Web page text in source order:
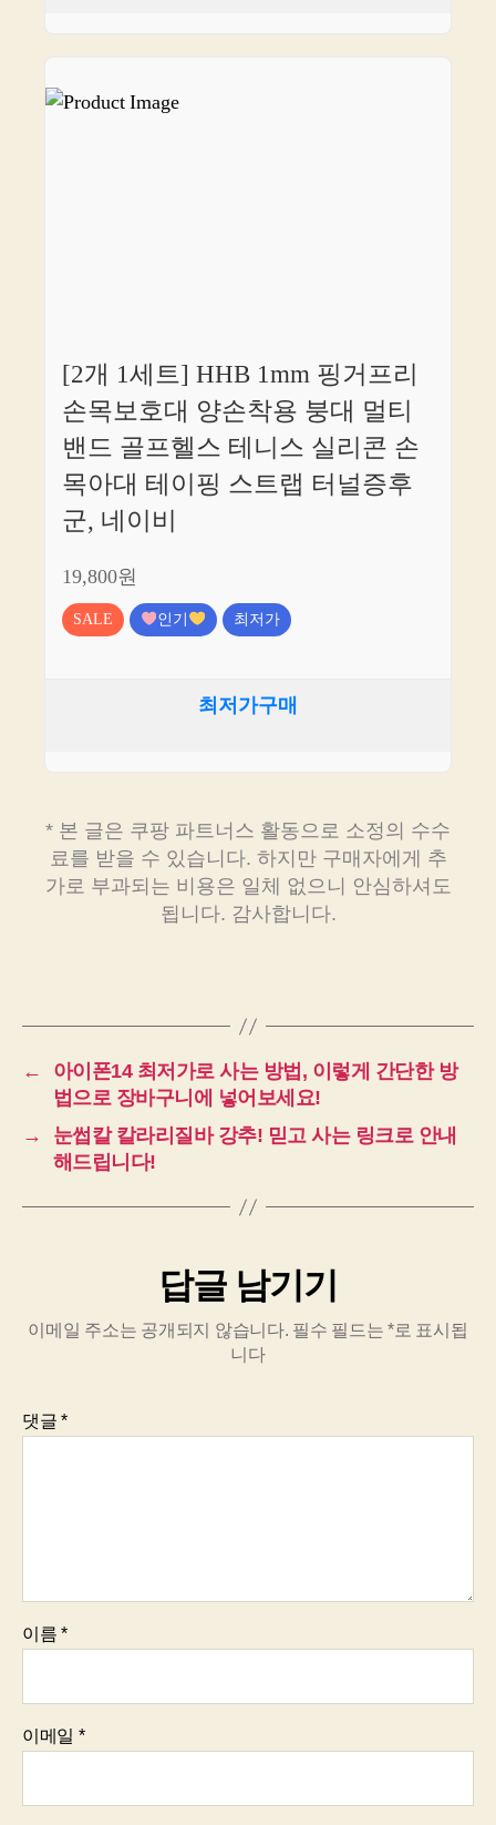
[2개 1세트] HHB 1mm 핑거프리
손목보호대 양손착용 붕대 멀티
밴드 골프헬스 테니스 실리콘 손
목아대 테이핑 스트랩 터널증후
군, 네이비
19,800원
SALE 인기 최저가
최저가구매
* 본 글은 쿠팡 파트너스 활동으로 소정의 수수
료를 받을 수 있습니다. 하지만 구매자에게 추
가로 부과되는 비용은 일체 없으니 안심하셔도
됩니다. 감사합니다.
←
아이폰14 최저가로 사는 방법, 이렇게 간단한 방
법으로 장바구니에 넣어보세요!
→
눈썹칼 칼라리질바 강추! 믿고 사는 링크로 안내
해드립니다!
답글 남기기
이메일 주소는 공개되지 않습니다. 필수 필드는*로 표시됩
니다
댓글*
이름*
이메일 *